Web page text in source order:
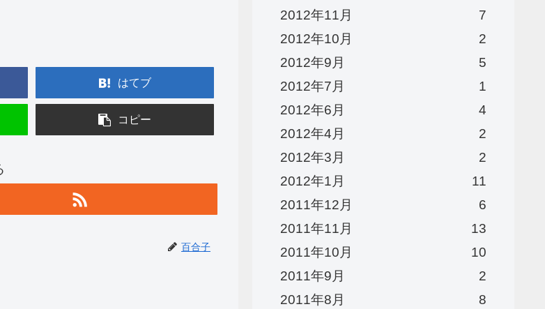
はてブ
コピー
百合子
2012年11月
7
2012年10月
2
2012年9月
5
2012年7月
1
2012年6月
4
2012年4月
2
2012年3月
2
2012年1月
11
2011年12月
6
2011年11月
13
2011年10月
10
2011年9月
2
2011年8月
8